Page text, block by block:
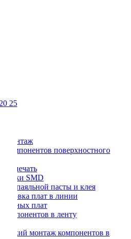
25
монтаж
компонентов поверхностного
печать
пайки SMD
паяльной пасты и клея
плат в линии
плат
компонентов в ленту
монтаж компонентов в